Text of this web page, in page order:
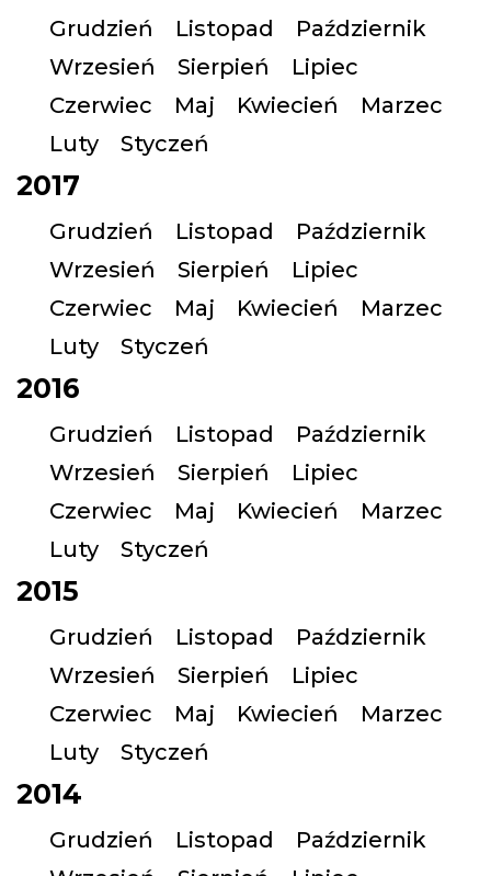
Grudzień Listopad
Październik
Wrzesień
Sierpień
Lipiec
Czerwiec
Maj Kwiecień
Marzec
Luty
Styczeń
2017
Grudzień Listopad
Październik
Wrzesień
Sierpień
Lipiec
Czerwiec
Maj Kwiecień
Marzec
Luty
Styczeń
2016
Grudzień Listopad
Październik
Wrzesień
Sierpień
Lipiec
Czerwiec
Maj Kwiecień
Marzec
Luty
Styczeń
2015
Grudzień Listopad
Październik
Wrzesień
Sierpień
Lipiec
Czerwiec
Maj Kwiecień
Marzec
Luty
Styczeń
2014
Grudzień Listopad
Październik